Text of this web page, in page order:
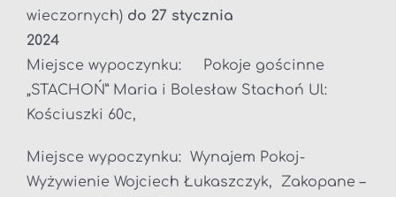
wieczornych) do 27 stycznia
Miejsce wypoczynku: Pokoje gościnne
„STACHOŃ” Maria i Bolesław Stachoń Ul:
Kościuszki 60c,
Miejsce wypoczynku: Wynajem Pokoj-
Wyżywienie Wojciech Łukaszczyk, Zakopane –